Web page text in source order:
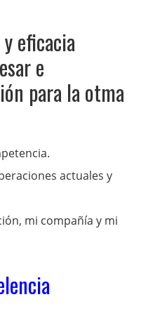
eficacia
e
para la otma
actuales y
mi compañía y mi